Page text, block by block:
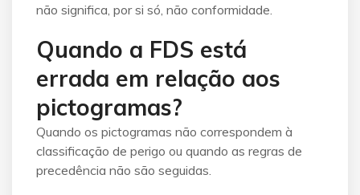
não significa, por si só, não conformidade.
Quando a FDS está
errada em relação aos
pictogramas?
Quando os pictogramas não correspondem à
classificação de perigo ou quando as regras de
precedência não são seguidas.